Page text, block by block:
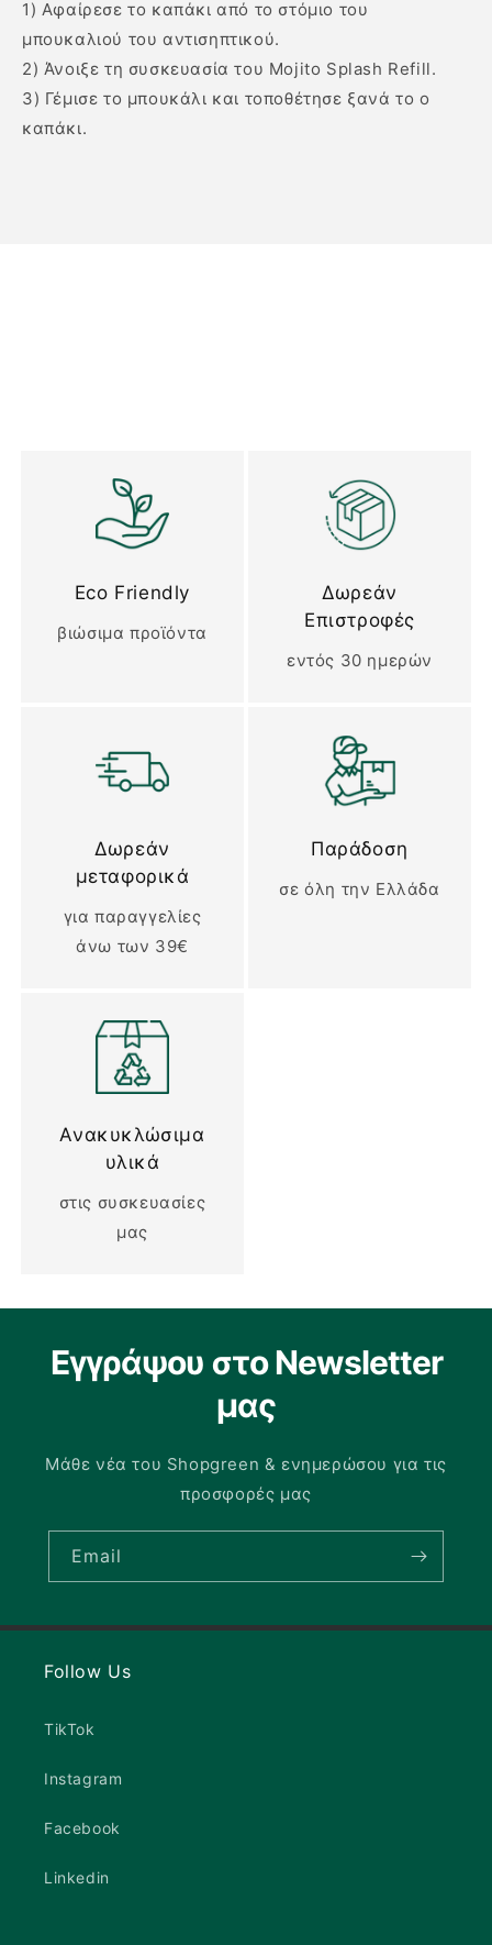
1) Αφαίρεσε το καπάκι από το στόμιο του
μπουκαλιού του αντισηπτικού.
2) Άνοιξε τη συσκευασία του Mojito Splash Refill.
3) Γέμισε το μπουκάλι και τοποθέτησε ξανά το ο
καπάκι.
Eco Friendly
βιώσιμα προϊόντα
Δωρεάν
Επιστροφές
εντός 30 ημερών
Δωρεάν
μεταφορικά
για παραγγελίες
άνω των 39€
Παράδοση
σε όλη την Ελλάδα
Ανακυκλώσιμα
υλικά
στις συσκευασίες
μας
Εγγράψου στο Newsletter
μας
Μάθε νέα του Shopgreen & ενημερώσου για τις
προσφορές μας
Email
Follow Us
TikTok
Instagram
Facebook
Linkedin